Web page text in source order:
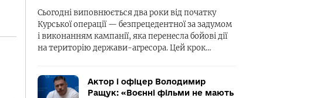
Сьогодні виповнюється два роки від початку
Курської операції — безпрецедентної за задумом
і виконанням кампанії, яка перенесла бойові дії
на територію держави-агресора. Цей крок…
Актор і офіцер Володимир
Ращук: «Воєнні фільми не мають